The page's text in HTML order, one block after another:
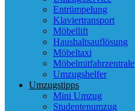
Entrümpelung
Klaviertransport
Möbellift
Haushaltsauflösung
Möbeltaxi
Möbelmitfahrzentrale
Umzugshelfer
Umzugstipps
Mini Umzug
Studentenumzug